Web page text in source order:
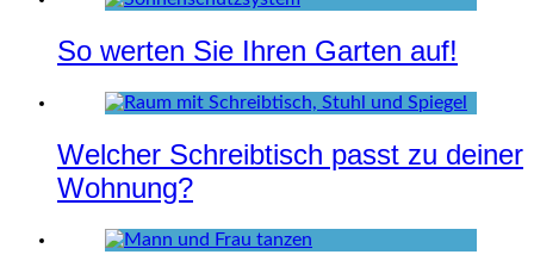
So werten Sie Ihren Garten auf!
Welcher Schreibtisch passt zu deiner
Wohnung?